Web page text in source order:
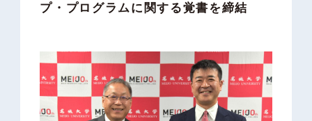
プ・プログラムに関する覚書を締結